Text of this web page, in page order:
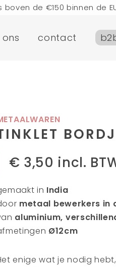
de €150 binnen de
in Amsterdam!
de €150 binnen de EU
vol verhalen
contact
€ 3,50 incl.
in India
metaal bewerkers in
aluminium,
Ø12cm
enige wat je nodig